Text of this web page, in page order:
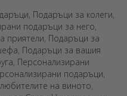
, Подаръци за колеги,
подаръци за него,
приятели, Подаръци за
, Подаръци за вашия
, Персонализирани
подаръци,
на виното,